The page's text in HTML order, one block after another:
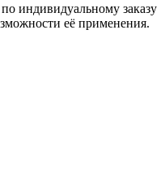
индивидуальному заказу
её применения.